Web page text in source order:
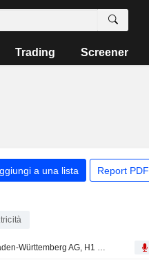
Trading Screener
a una lista Report PDF
EnBW Energie Baden-Württemberg AG, H1 2026 Earnings Call, Aug 07, 2026